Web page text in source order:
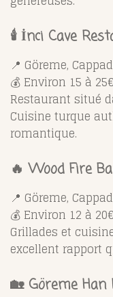
🕯️ İnci Cave
📍 Göreme,
💰 Environ 15 à 25€
Restaurant situé
Cuisine turque
romantique.
🔥 Wood Fire
📍 Göreme,
💰 Environ 12 à 20€
Grillades et
excellent rapport
🏡 Göreme